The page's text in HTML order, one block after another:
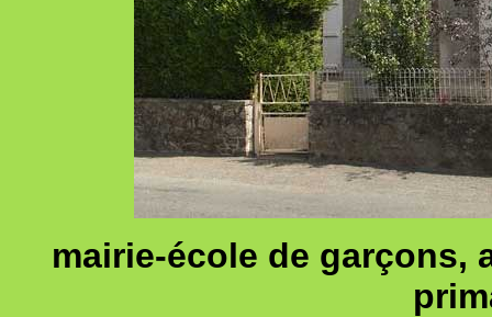
mairie-école de garçons,